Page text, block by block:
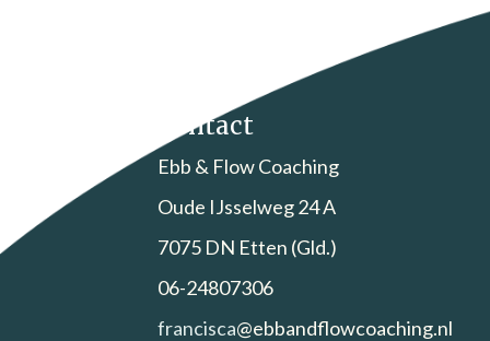
Contact
Ebb & Flow Coaching
Oude IJsselweg 24 A
7075 DN Etten (Gld.)
06-24807306
francisca@ebbandflowcoaching.nl